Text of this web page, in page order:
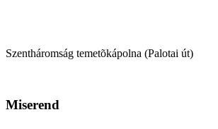
Szentháromság temetõkápolna (Palotai út)
Miserend